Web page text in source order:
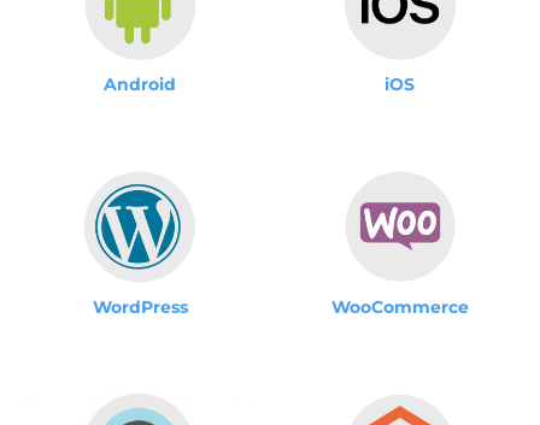
Android iOS
WordPress WooCommerce